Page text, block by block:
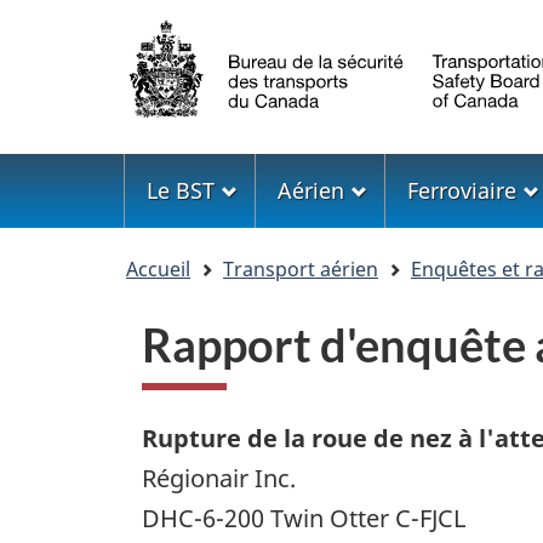
Sélection
de
la
langue
Menu
Le BST Aérien Ferroviaire
Accueil Transport aérien Enquêtes et
Rapport
Rupture de la roue de nez à
Régionair Inc.
DHC-6-200 Twin Otter C-FJCL